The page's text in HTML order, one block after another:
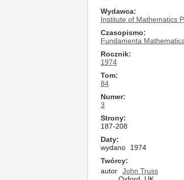
Wydawca
Institute of Mathematics
Czasopismo
Fundamenta
Rocznik
1974
Tom
84
Numer
3
Strony
187-208
Daty
wydano
1974
Twórcy
autor
John Truss